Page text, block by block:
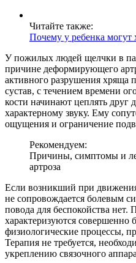
Читайте также:
Почему у ребенка могут
У пожилых людей щелчки в
причине деформирующего
активного разрушения хряща
сустав, с течением времени
кости начинают цеплять друг
характерному звуку. Ему
ощущения и ограничение
Рекомендуем:
Причины, симптомы и
артроза
Если возникший при
не сопровождается болевым
повода для беспокойства
характеризуются совершенно
физиологические процессы,
Терапия не требуется,
укреплению связочного